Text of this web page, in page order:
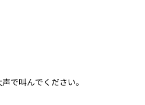
で叫んでください。